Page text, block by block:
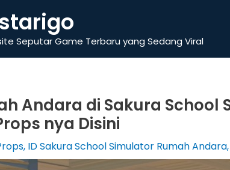
Seputar Game Terbaru yang Sedang Viral
Andara di Sakura School
nya Disini
, ID Sakura School Simulator Rumah Andara,